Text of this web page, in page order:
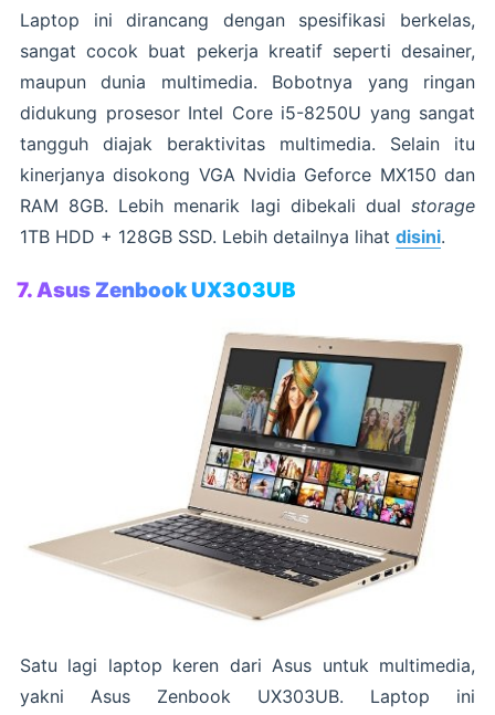
Laptop ini dirancang dengan spesifikasi berkelas,
sangat cocok buat pekerja kreatif seperti desainer,
maupun dunia multimedia. Bobotnya yang ringan
didukung prosesor Intel Core i5-8250U yang sangat
tangguh diajak beraktivitas multimedia. Selain itu
kinerjanya disokong VGA Nvidia Geforce MX150 dan
RAM 8GB. Lebih menarik lagi dibekali dual storage
1TB HDD + 128GB SSD. Lebih detailnya lihat disini.
7. Asus Zenbook UX303UB
Satu lagi laptop keren dari Asus untuk multimedia,
yakni Asus Zenbook UX303UB. Laptop ini